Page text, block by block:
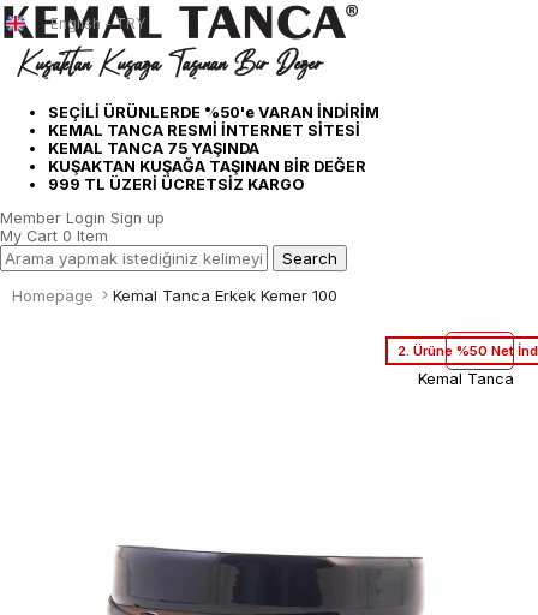
SEÇİLİ ÜRÜNLERDE %50'e VARAN İNDİRİM
KEMAL TANCA RESMİ İNTERNET SİTESİ
KEMAL TANCA 75 YAŞINDA
KUŞAKTAN KUŞAĞA TAŞINAN BİR DEĞER
999 TL ÜZERİ ÜCRETSİZ KARGO
English - TRY
Member Login Sign up
My Cart 0 Item
Homepage Kemal Tanca Erkek Kemer 100
2. Ürüne %50 Net
Kemal Tanca